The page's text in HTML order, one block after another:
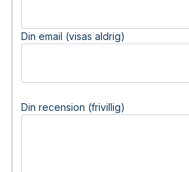
Din email (visas aldrig)
Din recension (frivillig)